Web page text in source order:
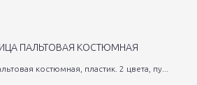
ПАЛЬТОВАЯ КОСТЮМНАЯ
костюмная, пластик. 2 цвета, пу...